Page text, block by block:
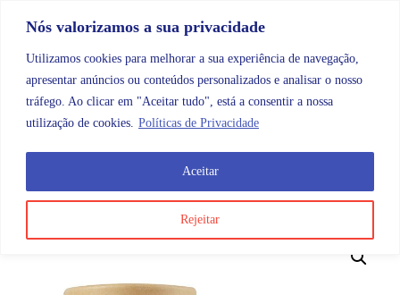
Nós valorizamos a sua privacidade
Utilizamos cookies para melhorar a sua experiência de navegação,
apresentar anúncios ou conteúdos personalizados e analisar o nosso
tráfego. Ao clicar em "Aceitar tudo", está a consentir a nossa
utilização de cookies. Políticas de Privacidade
Rejeitar
Aceitar
Categorias